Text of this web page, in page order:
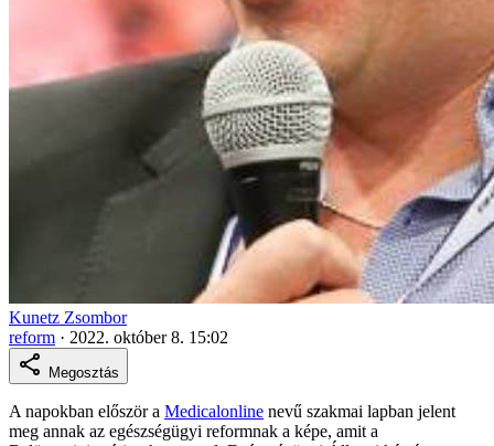
Kunetz Zsombor
reform · 2022. október 8. 15:02
Megosztás
A napokban először a Medicalonline nevű szakmai lapban jelent
meg annak az egészségügyi reformnak a képe, amit a